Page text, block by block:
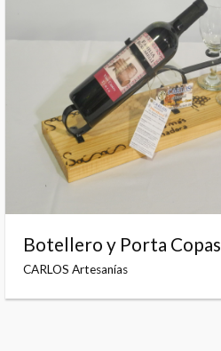
Botellero y Porta Copas
CARLOS Artesanías